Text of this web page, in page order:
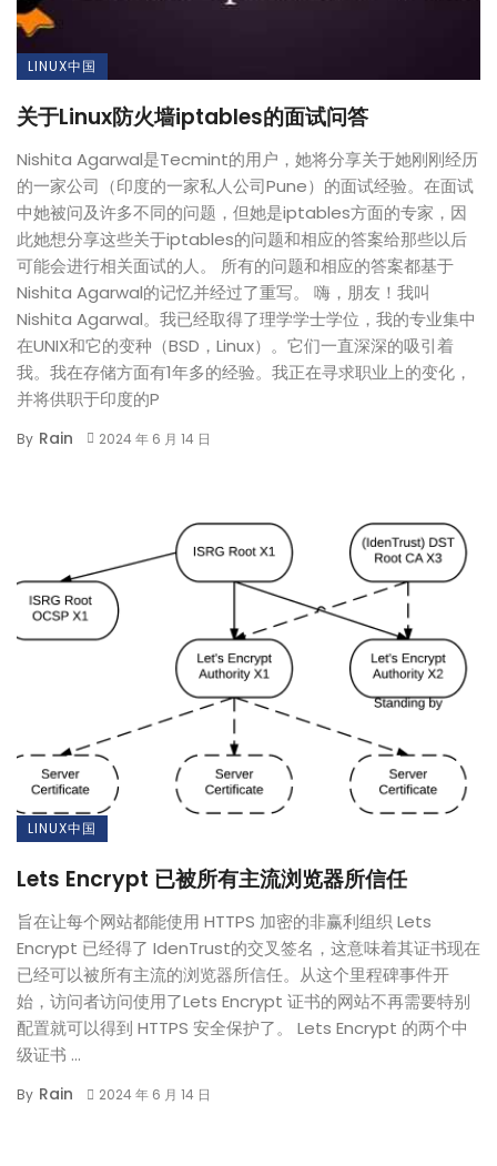
LINUX中国
关于Linux防火墙iptables的面试问答
Nishita Agarwal是Tecmint的用户，她将分享关于她刚刚经历
的一家公司（印度的一家私人公司Pune）的面试经验。在面试
中她被问及许多不同的问题，但她是iptables方面的专家，因
此她想分享这些关于iptables的问题和相应的答案给那些以后
可能会进行相关面试的人。 所有的问题和相应的答案都基于
Nishita Agarwal的记忆并经过了重写。 嗨，朋友！我叫
Nishita Agarwal。我已经取得了理学学士学位，我的专业集中
在UNIX和它的变种（BSD，Linux）。它们一直深深的吸引着
我。我在存储方面有1年多的经验。我正在寻求职业上的变化，
并将供职于印度的P
By Rain 2024 年 6 月 14 日
LINUX中国
Lets Encrypt 已被所有主流浏览器所信任
旨在让每个网站都能使用 HTTPS 加密的非赢利组织 Lets
Encrypt 已经得了 IdenTrust的交叉签名，这意味着其证书现在
已经可以被所有主流的浏览器所信任。从这个里程碑事件开
始，访问者访问使用了Lets Encrypt 证书的网站不再需要特别
配置就可以得到 HTTPS 安全保护了。 Lets Encrypt 的两个中
级证书 ...
By Rain 2024 年 6 月 14 日